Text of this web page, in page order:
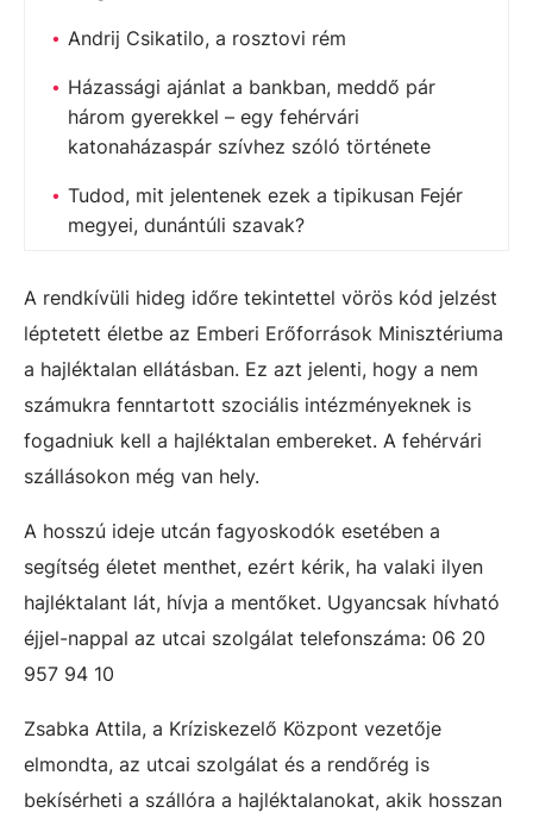
Andrij Csikatilo, a rosztovi rém
Házassági ajánlat a bankban, meddő pár
három gyerekkel – egy fehérvári
katonaházaspár szívhez szóló története
Tudod, mit jelentenek ezek a tipikusan Fejér
megyei, dunántúli szavak?
A rendkívüli hideg időre tekintettel vörös kód jelzést
léptetett életbe az Emberi Erőforrások Minisztériuma
a hajléktalan ellátásban. Ez azt jelenti, hogy a nem
számukra fenntartott szociális intézményeknek is
fogadniuk kell a hajléktalan embereket. A fehérvári
szállásokon még van hely.
A hosszú ideje utcán fagyoskodók esetében a
segítség életet menthet, ezért kérik, ha valaki ilyen
hajléktalant lát, hívja a mentőket. Ugyancsak hívható
éjjel-nappal az utcai szolgálat telefonszáma: 06 20
957 94 10
Zsabka Attila, a Kríziskezelő Központ vezetője
elmondta, az utcai szolgálat és a rendőrég is
bekísérheti a szállóra a hajléktalanokat, akik hosszan